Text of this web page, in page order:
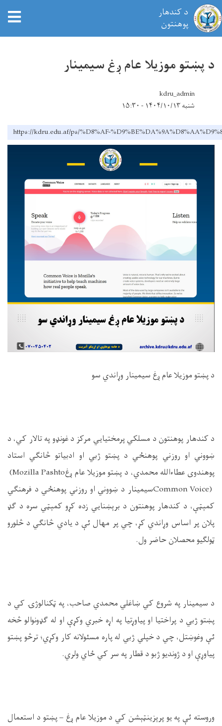
دانګل
د کندهار
پوهنتون
د پښتو موزیلا عام ږغ سيمینار
kdru_admin
شنبه ۱۴۰۴/۱۰/۱۳ - ۱۵:۳۰
https://kdru.edu.af/ps/%D8%AF-
د پښتو موزیلا عام ږغ سيمینار وړاندي سو
د کندهار پوهنتون د مسلکي پرمختیایي مرکز د غونډو په تالار کي، د
ښووني او روزني پوهنځي د پښتو ژبي او ادبیاتو څانګي استاد
پوهندوی عطاءالله محمدي، د پښتو موزیلا عام ږغ(Mozilla Pashto
Common Voice)سيمینار د ښووني او روزني پوهنځي د فرهنګي
کمېټې، د کندهار پوهنتون د برېښنايي زده کړو کمېټي سره د ګډ
پلان پر اساس وړاندي کړ، چي پر مهال ئې د یادي څانګي د څلورو
ټولګیو محصلان حاضر ول.
د سیمینار په شروع کي ښاغلي محمدي صاحب، په ټکنالوژۍ کي د
پښتو ژبي د پراختيا او پياوړتيا په اړه خبري وکړې او له ګډونوالو څخه
ئې وغوښتل، چي د خپلي ژبي له پاره مسئولانه کار وکړي؛ ترڅو پښتو
پياوړې او د ژونديو ژبو د قطار په سر کي ځاي ولري.
وروسته ئې په یو پرېزینټېشن کي د موزیلا عام ږغ – پښتو د استعمال